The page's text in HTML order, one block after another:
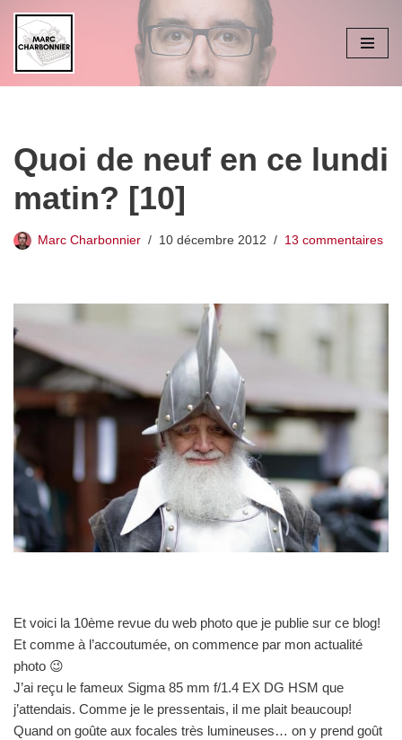
Aller
au
contenu
Quoi de neuf en ce lundi
matin? [10]
Marc Charbonnier 10 décembre 2012 13 commentaires
Et voici la 10ème revue du web photo que je publie sur ce blog!
Et comme à l’accoutumée, on commence par mon actualité
photo 😉
J’ai reçu le fameux Sigma 85 mm f/1.4 EX DG HSM que
j’attendais. Comme je le pressentais, il me plait beaucoup!
Quand on goûte aux focales très lumineuses… on y prend goût